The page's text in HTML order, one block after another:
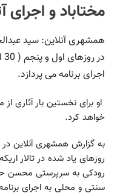
مختاباد و اجرای
همشهری آنلاین: سید
اجرای برنامه می پردازد.
او برای نخستین بار آثاری از
خواهد کرد.
روزهای یاد شده در تالار
رودکی به سرپرستی محسن
سنتی و محلی به اجرای